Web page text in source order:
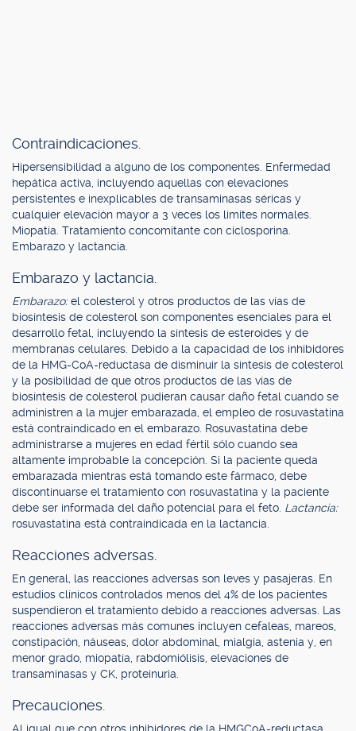
Contraindicaciones.
Hipersensibilidad a alguno de los componentes. Enfermedad
hepática activa, incluyendo aquellas con elevaciones
persistentes e inexplicables de transaminasas séricas y
cualquier elevación mayor a 3 veces los límites normales.
Miopatía. Tratamiento concomitante con ciclosporina.
Embarazo y lactancia.
Embarazo y lactancia.
Embarazo:el colesterol y otros productos de las vías de
biosíntesis de colesterol son componentes esenciales para el
desarrollo fetal, incluyendo la síntesis de esteroides y de
membranas celulares. Debido a la capacidad de los inhibidores
de la HMG-CoA-reductasa de disminuir la síntesis de colesterol
y la posibilidad de que otros productos de las vías de
biosíntesis de colesterol pudieran causar daño fetal cuando se
administren a la mujer embarazada, el empleo de rosuvastatina
está contraindicado en el embarazo. Rosuvastatina debe
administrarse a mujeres en edad fértil sólo cuando sea
altamente improbable la concepción. Si la paciente queda
embarazada mientras está tomando este fármaco, debe
discontinuarse el tratamiento con rosuvastatina y la paciente
debe ser informada del daño potencial para el feto. Lactancia:
rosuvastatina está contraindicada en la lactancia.
Reacciones adversas.
En general, las reacciones adversas son leves y pasajeras. En
estudios clínicos controlados menos del 4% de los pacientes
suspendieron el tratamiento debido a reacciones adversas. Las
reacciones adversas más comunes incluyen cefaleas, mareos,
constipación, náuseas, dolor abdominal, mialgia, astenia y, en
menor grado, miopatía, rabdomiólisis, elevaciones de
transaminasas y CK, proteinuria.
Precauciones.